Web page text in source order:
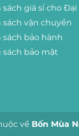
sách giá sỉ cho Đại
sách vận chuyển
sách bảo hành
sách bảo mật
về Bốn Mùa